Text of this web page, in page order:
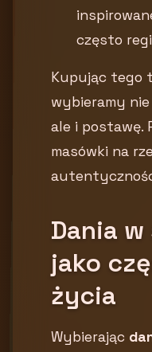
często
Kupując tego
wybieramy
ale i postawę.
masówki na
Dania
jako
życia
Wybierając